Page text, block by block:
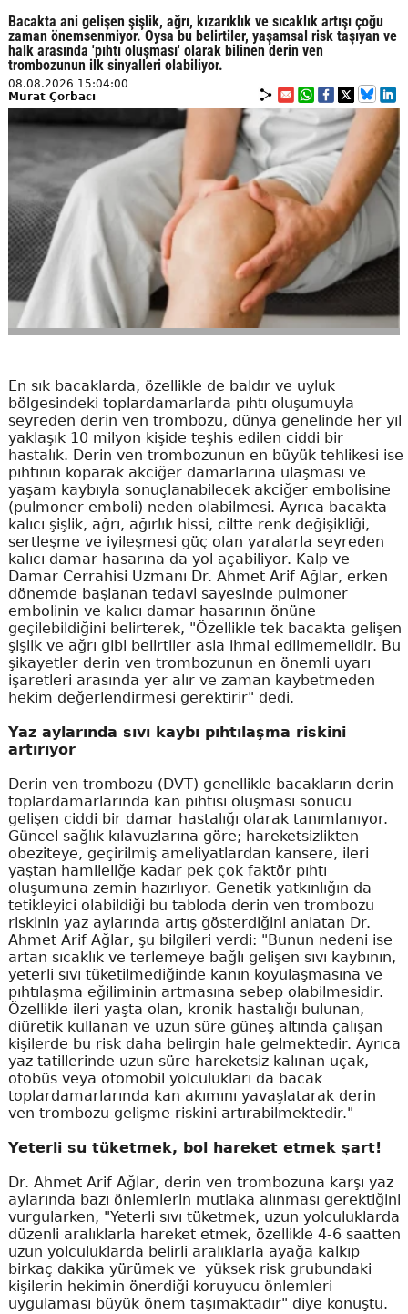
Bacakta ani gelişen şişlik, ağrı, kızarıklık ve sıcaklık artışı çoğu
zaman önemsenmiyor. Oysa bu belirtiler, yaşamsal risk taşıyan ve
halk arasında 'pıhtı oluşması' olarak bilinen derin ven
trombozunun ilk sinyalleri olabiliyor.
08.08.2026 15:04:00
Murat Çorbacı
En sık bacaklarda, özellikle de baldır ve uyluk
bölgesindeki toplardamarlarda pıhtı oluşumuyla
seyreden derin ven trombozu, dünya genelinde her yıl
yaklaşık 10 milyon kişide teşhis edilen ciddi bir
hastalık. Derin ven trombozunun en büyük tehlikesi ise
pıhtının koparak akciğer damarlarına ulaşması ve
yaşam kaybıyla sonuçlanabilecek akciğer embolisine
(pulmoner emboli) neden olabilmesi. Ayrıca bacakta
kalıcı şişlik, ağrı, ağırlık hissi, ciltte renk değişikliği,
sertleşme ve iyileşmesi güç olan yaralarla seyreden
kalıcı damar hasarına da yol açabiliyor. Kalp ve
Damar Cerrahisi Uzmanı Dr. Ahmet Arif Ağlar, erken
dönemde başlanan tedavi sayesinde pulmoner
embolinin ve kalıcı damar hasarının önüne
geçilebildiğini belirterek, "Özellikle tek bacakta gelişen
şişlik ve ağrı gibi belirtiler asla ihmal edilmemelidir. Bu
şikayetler derin ven trombozunun en önemli uyarı
işaretleri arasında yer alır ve zaman kaybetmeden
hekim değerlendirmesi gerektirir" dedi.
Yaz aylarında sıvı kaybı pıhtılaşma riskini
artırıyor
Derin ven trombozu (DVT) genellikle bacakların derin
toplardamarlarında kan pıhtısı oluşması sonucu
gelişen ciddi bir damar hastalığı olarak tanımlanıyor.
Güncel sağlık kılavuzlarına göre; hareketsizlikten
obeziteye, geçirilmiş ameliyatlardan kansere, ileri
yaştan hamileliğe kadar pek çok faktör pıhtı
oluşumuna zemin hazırlıyor. Genetik yatkınlığın da
tetikleyici olabildiği bu tabloda derin ven trombozu
riskinin yaz aylarında artış gösterdiğini anlatan Dr.
Ahmet Arif Ağlar, şu bilgileri verdi: "Bunun nedeni ise
artan sıcaklık ve terlemeye bağlı gelişen sıvı kaybının,
yeterli sıvı tüketilmediğinde kanın koyulaşmasına ve
pıhtılaşma eğiliminin artmasına sebep olabilmesidir.
Özellikle ileri yaşta olan, kronik hastalığı bulunan,
diüretik kullanan ve uzun süre güneş altında çalışan
kişilerde bu risk daha belirgin hale gelmektedir. Ayrıca
yaz tatillerinde uzun süre hareketsiz kalınan uçak,
otobüs veya otomobil yolculukları da bacak
toplardamarlarında kan akımını yavaşlatarak derin
ven trombozu gelişme riskini artırabilmektedir."
Yeterli su tüketmek, bol hareket etmek şart!
Dr. Ahmet Arif Ağlar, derin ven trombozuna karşı yaz
aylarında bazı önlemlerin mutlaka alınması gerektiğini
vurgularken, "Yeterli sıvı tüketmek, uzun yolculuklarda
düzenli aralıklarla hareket etmek, özellikle 4-6 saatten
uzun yolculuklarda belirli aralıklarla ayağa kalkıp
birkaç dakika yürümek ve yüksek risk grubundaki
kişilerin hekimin önerdiği koruyucu önlemleri
uygulaması büyük önem taşımaktadır" diye konuştu.